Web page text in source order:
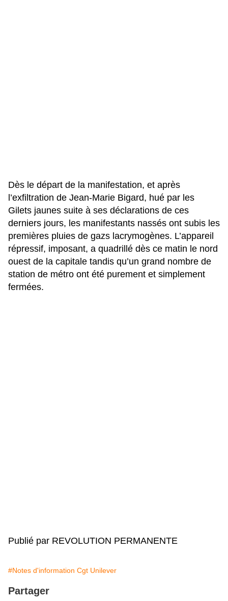
Dès le départ de la manifestation, et après
l’exfiltration de Jean-Marie Bigard, hué par les
Gilets jaunes suite à ses déclarations de ces
derniers jours, les manifestants nassés ont subis les
premières pluies de gazs lacrymogènes. L’appareil
répressif, imposant, a quadrillé dès ce matin le nord
ouest de la capitale tandis qu’un grand nombre de
station de métro ont été purement et simplement
fermées.
Publié par REVOLUTION PERMANENTE
#Notes d'information Cgt Unilever
Partager